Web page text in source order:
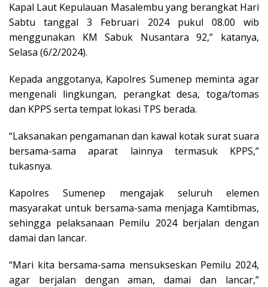
Kapal Laut Kepulauan Masalembu yang berangkat Hari
Sabtu tanggal 3 Februari 2024 pukul 08.00 wib
menggunakan KM Sabuk Nusantara 92,” katanya,
Selasa (6/2/2024).
Kepada anggotanya, Kapolres Sumenep meminta agar
mengenali lingkungan, perangkat desa, toga/tomas
dan KPPS serta tempat lokasi TPS berada.
“Laksanakan pengamanan dan kawal kotak surat suara
bersama-sama aparat lainnya termasuk KPPS,”
tukasnya.
Kapolres Sumenep mengajak seluruh elemen
masyarakat untuk bersama-sama menjaga Kamtibmas,
sehingga pelaksanaan Pemilu 2024 berjalan dengan
damai dan lancar.
“Mari kita bersama-sama mensukseskan Pemilu 2024,
agar berjalan dengan aman, damai dan lancar,”